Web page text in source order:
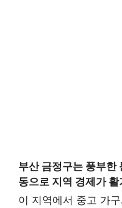
부산 금정구는 풍부한
동으로 지역 경제가
이 지역에서 중고 가